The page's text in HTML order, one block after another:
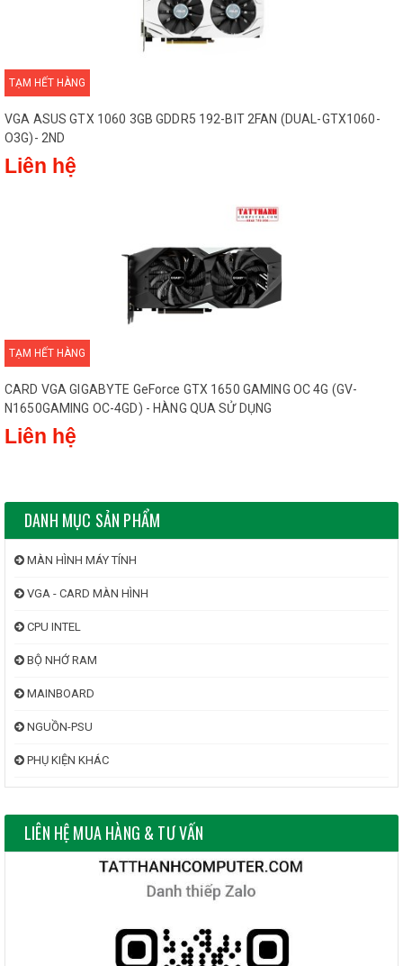
TẠM HẾT HÀNG
VGA ASUS GTX 1060 3GB GDDR5 192-BIT 2FAN (DUAL-GTX1060-
O3G)- 2ND
Liên hệ
TẠM HẾT HÀNG
CARD VGA GIGABYTE GeForce GTX 1650 GAMING OC 4G (GV-
N1650GAMING OC-4GD) - HÀNG QUA SỬ DỤNG
Liên hệ
DANH MỤC SẢN PHẨM
MÀN HÌNH MÁY TÍNH
VGA - CARD MÀN HÌNH
CPU INTEL
BỘ NHỚ RAM
MAINBOARD
NGUỒN-PSU
PHỤ KIỆN KHÁC
LIÊN HỆ MUA HÀNG & TƯ VẤN